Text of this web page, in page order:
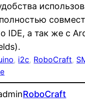
IDE, а так же с
, i2c, RoboCraft,
RoboCraft